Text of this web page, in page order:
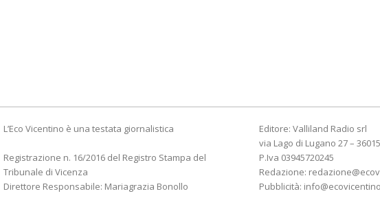
L’Eco Vicentino è una testata giornalistica
Registrazione n. 16/2016 del Registro Stampa del
Tribunale di Vicenza
Direttore Responsabile: Mariagrazia Bonollo
Editore: Valliland Radio srl
via Lago di Lugano 27 –
P.Iva 03945720245
Redazione:
Pubblicità: